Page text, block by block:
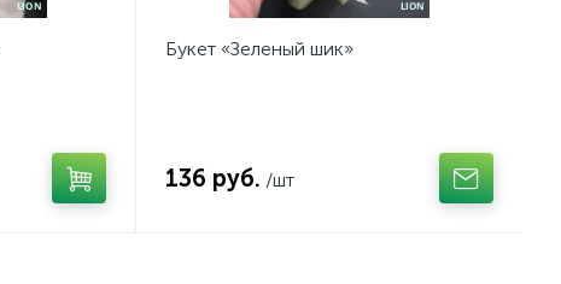
Букет «Зеленый шик»
136 руб. /шт